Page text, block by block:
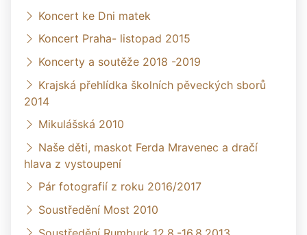
Koncert ke Dni matek
Koncert Praha- listopad 2015
Koncerty a soutěže 2018 -2019
Krajská přehlídka školních pěveckých sborů
2014
Mikulášská 2010
Naše děti, maskot Ferda Mravenec a dračí
hlava z vystoupení
Pár fotografií z roku 2016/2017
Soustředění Most 2010